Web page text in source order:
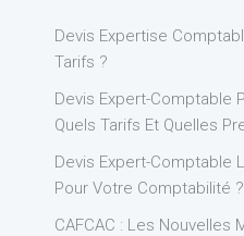
Devis Expertise
Tarifs ?
Devis Expert-Comptable
Quels Tarifs Et Quelles
Devis Expert-Comptable
Pour Votre Comptabilité ?
CAFCAC : Les Nouvelles